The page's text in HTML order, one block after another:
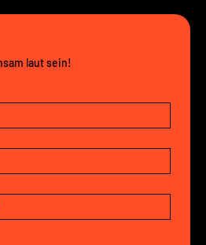
laut sein!